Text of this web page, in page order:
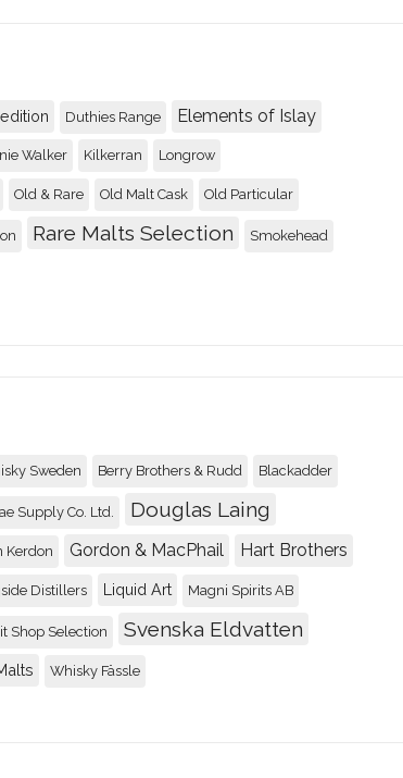
Duthies Range Elements of Islay
Walker Kilkerran Longrow
Old & Rare Old Malt Cask Old Particular
Rare Malts Selection Smokehead
Sweden Berry Brothers & Rudd Blackadder
Supply Co. Ltd. Douglas Laing
Kerdon Gordon & MacPhail Hart Brothers
Distillers Liquid Art Magni Spirits AB
Shop Selection Svenska Eldvatten
Whisky Fässle
Benromach 5 year old
Four Roses Small Batch